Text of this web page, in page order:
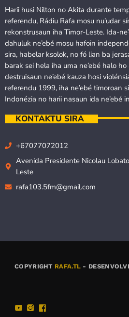
Harii husi Nilton no Akita durante
referendu, Rádiu Rafa mosu nu’udar
rekonstrusaun iha Timor-Leste. Ida-
dahuluk ne’ebé mosu hafoin
sira, habelar ksolok, no fó lian ba
barak sei hela iha uma ne’ebé halo
destruisaun ne’ebé kauza hosi
referendu 1999, iha ne’ebé timoroan
Indonézia no harii nasaun ida ne’ebé
KONTAKTU SIRA
+67077072012
Avenida Presidente Nicolau
Leste
rafa103.5fm@gmail.com
COPYRIGHT RAFA.TL -